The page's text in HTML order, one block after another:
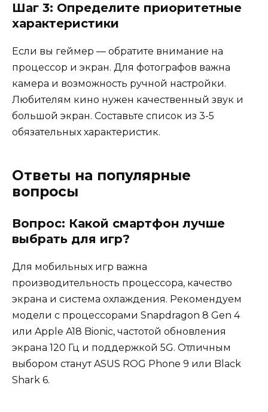
Шаг 3: Определите приоритетные
характеристики
Если вы геймер — обратите внимание на
процессор и экран. Для фотографов важна
камера и возможность ручной настройки.
Любителям кино нужен качественный звук и
большой экран. Составьте список из 3-5
обязательных характеристик.
Ответы на популярные
вопросы
Вопрос: Какой смартфон лучше
выбрать для игр?
Для мобильных игр важна
производительность процессора, качество
экрана и система охлаждения. Рекомендуем
модели с процессорами Snapdragon 8 Gen 4
или Apple A18 Bionic, частотой обновления
экрана 120 Гц и поддержкой 5G. Отличным
выбором станут ASUS ROG Phone 9 или Black
Shark 6.